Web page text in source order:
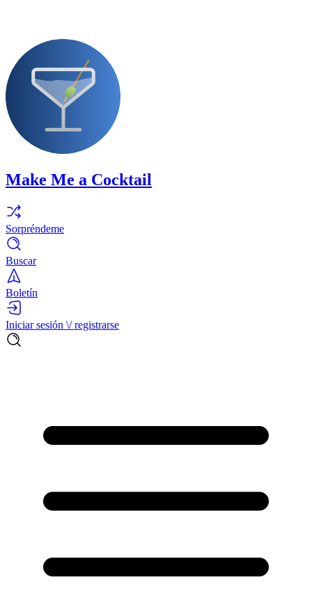
Make Me a Cocktail
Sorpréndeme
Buscar
Boletín
Iniciar sesión \/ registrarse